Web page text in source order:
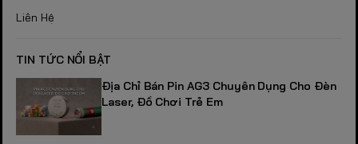
Liên Hệ
TIN TỨC NỔI BẬT
Địa Chỉ Bán Pin AG3 Chuyên Dụng Cho Đèn
Laser, Đồ Chơi Trẻ Em